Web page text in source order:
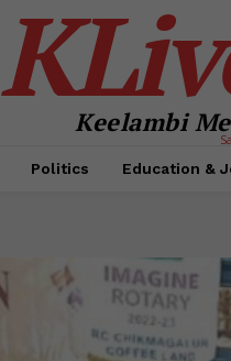
Keelambi
Politics Education &